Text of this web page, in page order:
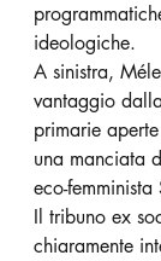
ideologiche.
A sinistra,
vantaggio
primarie
una manciata
eco-femminista
Il tribuno ex
chiaramente